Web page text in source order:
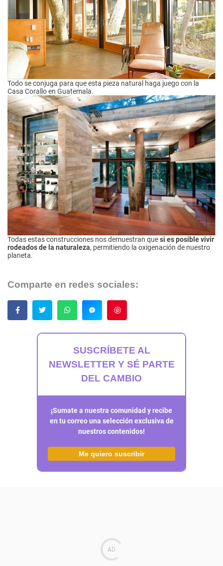
Todo se conjuga para que esta pieza natural haga juego con la
Casa Corallo en Guatemala.
Todas estas construcciones nos demuestran quesi es posible vivir
rodeados de la naturaleza, permitiendo la oxigenación de nuestro
planeta.
Comparte en redes sociales:
SUSCRÍBETE AL
NEWSLETTER Y SÉ PARTE
DEL CAMBIO
¡Sumate a nuestra comunidad y recibe
en tu correo una selección exclusiva de
nuestros contenidos!
Me quiero suscribir